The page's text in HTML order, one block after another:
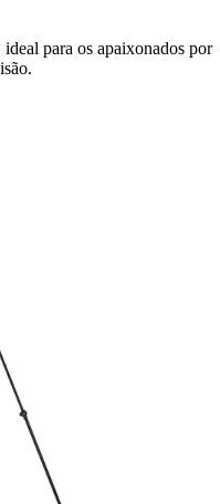
para os apaixonados por